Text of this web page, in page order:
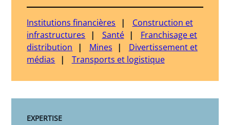
Institutions financières
Construction et
infrastructures
Santé
Franchisage et
distribution
Mines
Divertissement et
médias
Transports et logistique
EXPERTISE